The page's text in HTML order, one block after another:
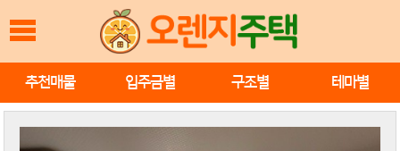
추천매물 입주금별 구조별 테마별